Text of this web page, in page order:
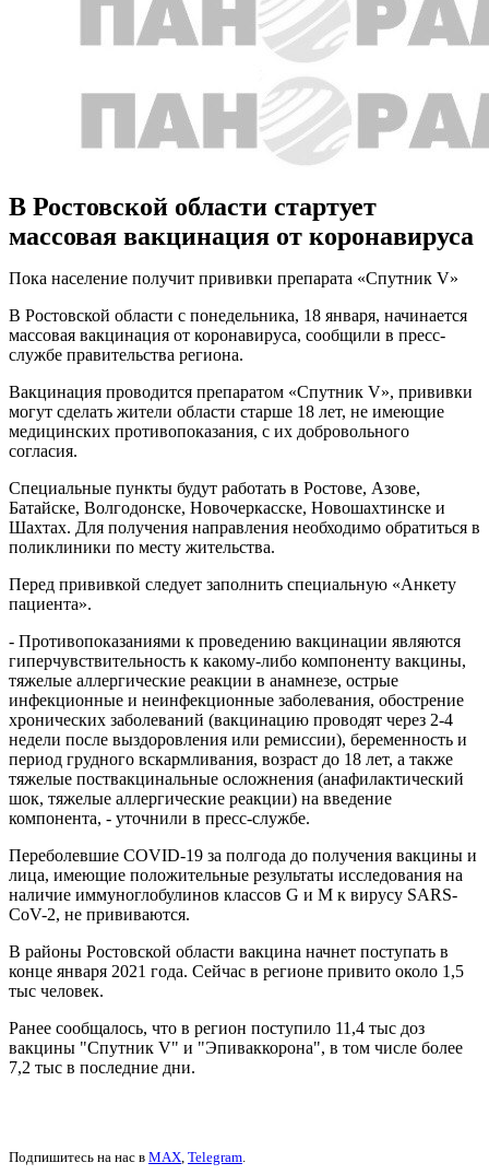
В Ростовской области стартует
массовая вакцинация от коронавируса
Пока население получит прививки препарата «Спутник V»
В Ростовской области с понедельника, 18 января, начинается
массовая вакцинация от коронавируса, сообщили в пресс-
службе правительства региона.
Вакцинация проводится препаратом «Спутник V», прививки
могут сделать жители области старше 18 лет, не имеющие
медицинских противопоказания, с их добровольного
согласия.
Специальные пункты будут работать в Ростове, Азове,
Батайске, Волгодонске, Новочеркасске, Новошахтинске и
Шахтах. Для получения направления необходимо обратиться в
поликлиники по месту жительства.
Перед прививкой следует заполнить специальную «Анкету
пациента».
- Противопоказаниями к проведению вакцинации являются
гиперчувствительность к какому-либо компоненту вакцины,
тяжелые аллергические реакции в анамнезе, острые
инфекционные и неинфекционные заболевания, обострение
хронических заболеваний (вакцинацию проводят через 2-4
недели после выздоровления или ремиссии), беременность и
период грудного вскармливания, возраст до 18 лет, а также
тяжелые поствакцинальные осложнения (анафилактический
шок, тяжелые аллергические реакции) на введение
компонента, - уточнили в пресс-службе.
Переболевшие COVID-19 за полгода до получения вакцины и
лица, имеющие положительные результаты исследования на
наличие иммуноглобулинов классов G и M к вирусу SARS-
CoV-2, не прививаются.
В районы Ростовской области вакцина начнет поступать в
конце января 2021 года. Сейчас в регионе привито около 1,5
тыс человек.
Ранее сообщалось, что в регион поступило 11,4 тыс доз
вакцины "Спутник V" и "Эпиваккорона", в том числе более
7,2 тыс в последние дни.
Подпишитесь на нас в MAX, Telegram.